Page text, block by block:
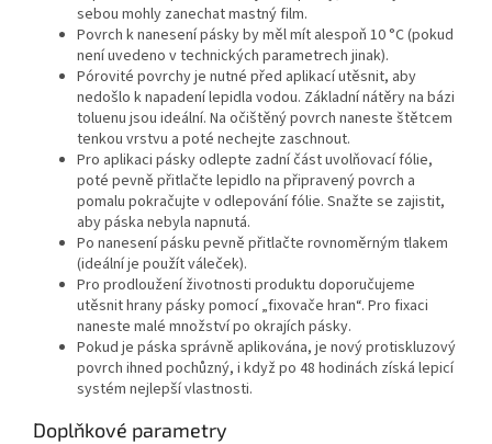
sebou mohly zanechat mastný film.
Povrch k nanesení pásky by měl mít alespoň 10 °C (pokud
není uvedeno v technických parametrech jinak).
Pórovité povrchy je nutné před aplikací utěsnit, aby
nedošlo k napadení lepidla vodou. Základní nátěry na bázi
toluenu jsou ideální. Na očištěný povrch naneste štětcem
tenkou vrstvu a poté nechejte zaschnout.
Pro aplikaci pásky odlepte zadní část uvolňovací fólie,
poté pevně přitlačte lepidlo na připravený povrch a
pomalu pokračujte v odlepování fólie. Snažte se zajistit,
aby páska nebyla napnutá.
Po nanesení pásku pevně přitlačte rovnoměrným tlakem
(ideální je použít váleček).
Pro prodloužení životnosti produktu doporučujeme
utěsnit hrany pásky pomocí „fixovače hran“. Pro fixaci
naneste malé množství po okrajích pásky.
Pokud je páska správně aplikována, je nový protiskluzový
povrch ihned pochůzný, i když po 48 hodinách získá lepicí
systém nejlepší vlastnosti.
Doplňkové parametry